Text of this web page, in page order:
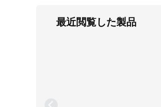
最近閲覧した製品